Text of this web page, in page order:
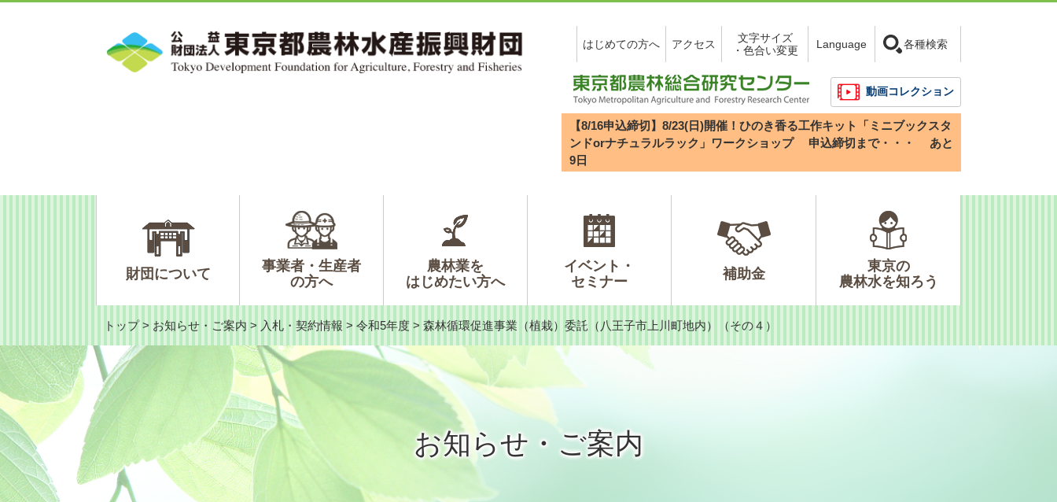
文
はじめての方へ アクセス
文字サイズ
・色合い変更
Language 各種検索
動画コレクション
【8/16申込締切】8/23(日)開催！ひのき香る工作キット「ミニブックスタ
ンドorナチュラルラック」ワークショップ
申込締切まで・・・
あと
9 日
財団について
事業者・生産者
の方へ
農林業を
はじめたい方へ
イベント・
セミナー
補助金
東京の
農林水を知ろう
トップ > お知らせ・ご案内 > 入札・契約情報 > 令和5年度 > 森林循環促進事業（植栽）委託（八王子市上川町地内）（その４）
お知らせ・ご案内